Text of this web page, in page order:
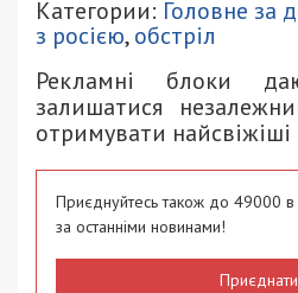
Категории: Головне за
з росією,обстріл
Рекламні блоки
залишатися
отримувати
Приєднуйтесь також до 49000 в
за останніми новинами!